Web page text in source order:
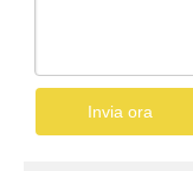
Invia ora